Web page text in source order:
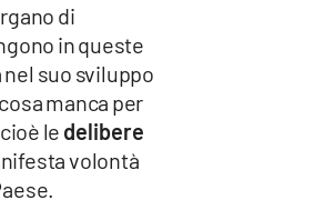
di
in queste
nel suo sviluppo
manca per
cioè le delibere
volontà